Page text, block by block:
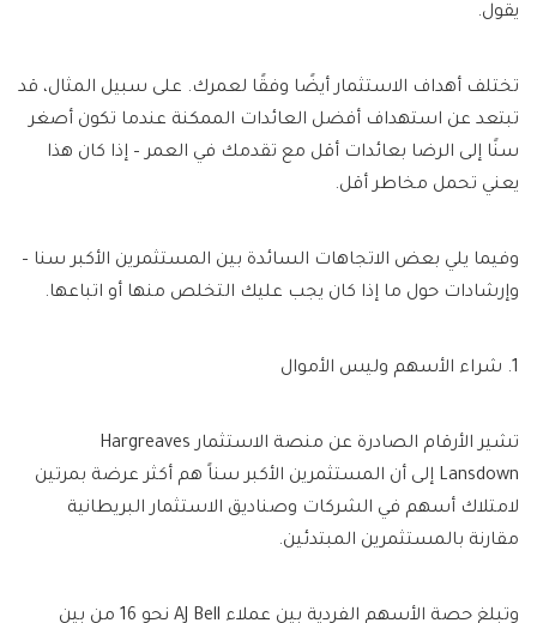
يقول.
تختلف أهداف الاستثمار أيضًا وفقًا لعمرك. على سبيل المثال، قد
تبتعد عن استهداف أفضل العائدات الممكنة عندما تكون أصغر
سنًا إلى الرضا بعائدات أقل مع تقدمك في العمر – إذا كان هذا
يعني تحمل مخاطر أقل.
وفيما يلي بعض الاتجاهات السائدة بين المستثمرين الأكبر سنا –
وإرشادات حول ما إذا كان يجب عليك التخلص منها أو اتباعها.
1. شراء الأسهم وليس الأموال
تشير الأرقام الصادرة عن منصة الاستثمار Hargreaves
Lansdown إلى أن المستثمرين الأكبر سناً هم أكثر عرضة بمرتين
لامتلاك أسهم في الشركات وصناديق الاستثمار البريطانية
مقارنة بالمستثمرين المبتدئين.
وتبلغ حصة الأسهم الفردية بين عملاء AJ Bell نحو 16 من بين